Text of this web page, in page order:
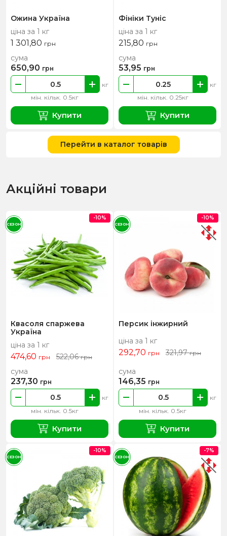
Ожина Україна
ціна за 1 кг
1 301,80 грн
мін. кільк. 0.5кг
кг
сума
650,90 грн
Купити
Фініки Туніс
ціна за 1 кг
215,80 грн
мін. кільк. 0.25кг
кг
сума
53,95 грн
Купити
Перейти в каталог товарів
Акційні товари
Квасоля спаржева
Україна
ціна за 1 кг
474,60 грн 522,06грн
мін. кільк. 0.5кг
кг
сума
237,30 грн
Купити
-10%
СЕЗОН
Персик інжирний
ціна за 1 кг
292,70 грн 321,97грн
мін. кільк. 0.5кг
кг
сума
146,35 грн
Купити
-10%
СЕЗОН
-10%
СЕЗОН
-7%
СЕЗОН